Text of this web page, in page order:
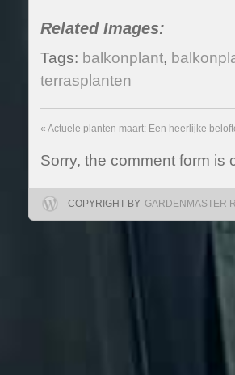
Related Images:
Tags: balkonplant,
terrasplanten
« Actuele planten maart: Een heerlijke
Sorry, the comment form is
COPYRIGHT BY GARDENMASTER